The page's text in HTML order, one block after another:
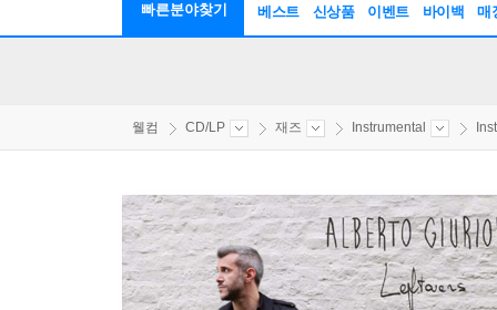
빠른분야찾기 베스트 신상품 이벤트 바이백 매
웰컴 CD/LP 재즈 Instrumental